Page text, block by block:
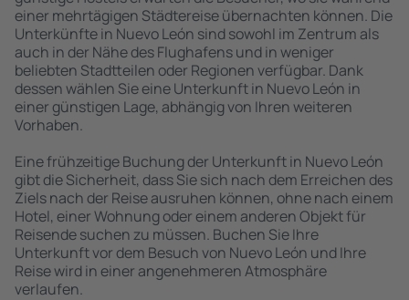
einer mehrtägigen Städtereise übernachten können. Die
Unterkünfte in Nuevo León sind sowohl im Zentrum als
auch in der Nähe des Flughafens und in weniger
beliebten Stadtteilen oder Regionen verfügbar. Dank
dessen wählen Sie eine Unterkunft in Nuevo León in
einer günstigen Lage, abhängig von Ihren weiteren
Vorhaben.
Eine frühzeitige Buchung der Unterkunft in Nuevo León
gibt die Sicherheit, dass Sie sich nach dem Erreichen des
Ziels nach der Reise ausruhen können, ohne nach einem
Hotel, einer Wohnung oder einem anderen Objekt für
Reisende suchen zu müssen. Buchen Sie Ihre
Unterkunft vor dem Besuch von Nuevo León und Ihre
Reise wird in einer angenehmeren Atmosphäre
verlaufen.